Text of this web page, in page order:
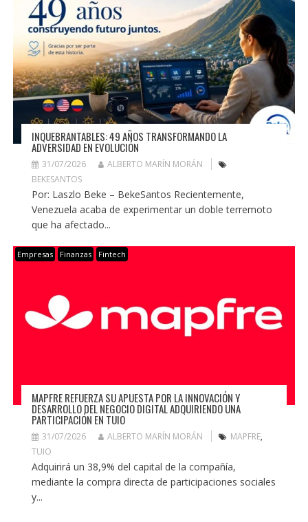
INQUEBRANTABLES: 49 AÑOS TRANSFORMANDO LA
ADVERSIDAD EN EVOLUCIÓN
31/07/2026
ALBERTO MARÍN MORÁN
BEKESANTOS
Por: Laszlo Beke – BekeSantos Recientemente,
Venezuela acaba de experimentar un doble terremoto
que ha afectado...
Empresas Finanzas Fintech
MAPFRE REFUERZA SU APUESTA POR LA INNOVACIÓN Y
DESARROLLO DEL NEGOCIO DIGITAL ADQUIRIENDO UNA
PARTICIPACIÓN EN TUIO
31/07/2026 ALBERTO MARÍN MORÁN MAPFRE,
TUIO
Adquirirá un 38,9% del capital de la compañía,
mediante la compra directa de participaciones sociales
y...